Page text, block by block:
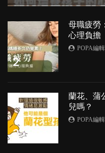
2
母職疲勞
心理負擔
POPA編
3
蘭花、蒲
兒嗎？
POPA編